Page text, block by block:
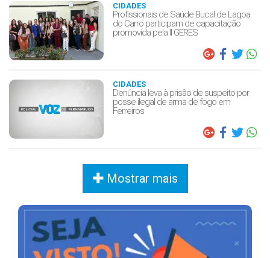
CIDADES
Profissionais de Saúde Bucal de Lagoa
do Carro participam de capacitação
promovida pela II GERES
CIDADES
Denúncia leva à prisão de suspeito por
posse ilegal de arma de fogo em
Ferreiros
Mostrar mais